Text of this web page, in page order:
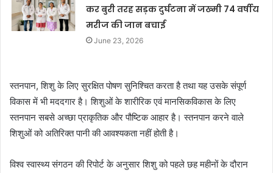
कर बुरी तरह सड़क दुर्घटना में जख्मी 74 वर्षीय
मरीज की जान बचाई
June 23, 2026
स्तनपान, शिशु के लिए सुरक्षित पोषण सुनिश्चित करता है तथा यह उसके संपूर्ण
विकास में भी मददगार है। शिशुओं के शारीरिक एवं मानसिकविकास के लिए
स्तनपान सबसे अच्छा प्राकृतिक और पौष्टिक आहार है। स्तनपान करने वाले
शिशुओं को अतिरिक्त पानी की आवश्यकता नहीं होती है।
विश्व स्वास्थ्य संगठन की रिपोर्ट के अनुसार शिशु को पहले छह महीनों के दौरान